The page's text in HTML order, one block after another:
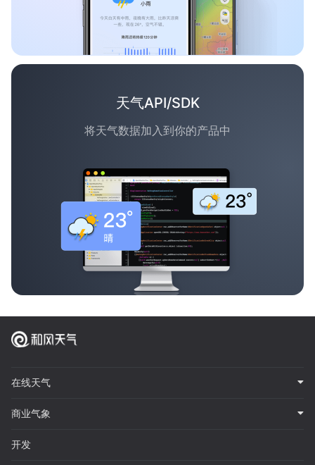
天气API/SDK
将天气数据加入到你的产品中
在线天气
商业气象
开发